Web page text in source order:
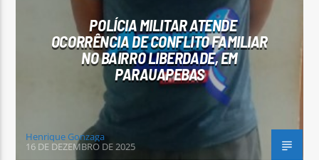
Arara Azul FM
POLÍCIA MILITAR ATENDE
OCORRÊNCIA DE CONFLITO FAMILIAR
NO BAIRRO LIBERDADE, EM
PARAUAPEBAS
Henrique Gonzaga
16 DE DEZEMBRO DE 2025